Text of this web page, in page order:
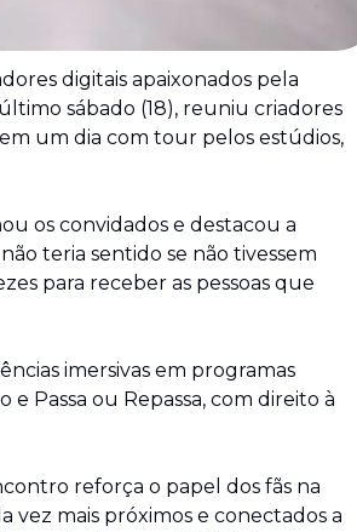
digitais apaixonados pela
sábado (18), reuniu criadores
um dia com tour pelos estúdios,
os convidados e destacou a
teria sentido se não tivessem
para receber as pessoas que
imersivas em programas
e Passa ou Repassa, com direito à
reforça o papel dos fãs na
vez mais próximos e conectados a